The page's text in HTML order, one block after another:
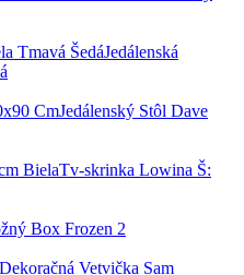
Jedálenská
Jedálenský Stôl Dave
Tv-skrinka Lowina Š:
Box Frozen 2
Dekoračná Vetvička Sam